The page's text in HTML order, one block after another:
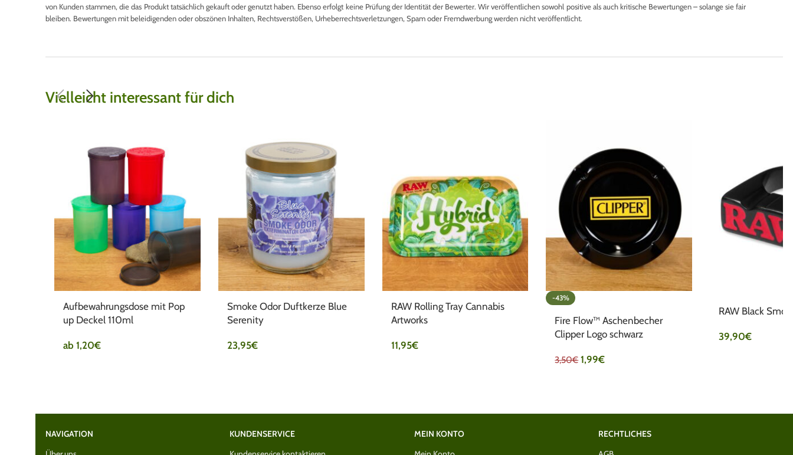
von Kunden stammen, die das Produkt tatsächlich gekauft oder genutzt haben. Ebenso erfolgt keine Prüfung der Identität der Bewerter. Wir veröffentlichen sowohl positive als auch kritische Bewertungen – solange sie fair
bleiben. Bewertungen mit beleidigenden oder obszönen Inhalten, Rechtsverstößen, Urheberrechtsverletzungen, Spam oder Fremdwerbung werden nicht veröffentlicht.
Vielleicht interessant für dich
Aufbewahrungsdose mit Pop
up Deckel 110ml
ab 1,20€
Smoke Odor Duftkerze Blue
Serenity
23,95€
RAW Rolling Tray Cannabis
Artworks
11,95€
-43%
Fire Flow™ Aschenbecher
Clipper Logo schwarz
3,50€ 1,99€
RAW Black
39,90€
NAVIGATION
KUNDENSERVICE
MEIN KONTO
RECHTLICHES